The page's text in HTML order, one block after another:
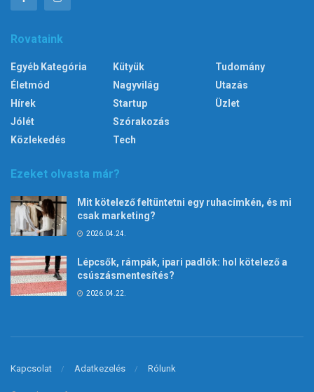
Rovataink
Egyéb Kategória
Életmód
Hírek
Jólét
Közlekedés
Kütyük
Nagyvilág
Startup
Szórakozás
Tech
Tudomány
Utazás
Üzlet
Ezeket olvasta már?
Mit kötelező feltüntetni egy ruhacímkén, és mi
csak marketing?
2026.04.24.
Lépcsők, rámpák, ipari padlók: hol kötelező a
csúszásmentesítés?
2026.04.22.
Kapcsolat Adatkezelés Rólunk